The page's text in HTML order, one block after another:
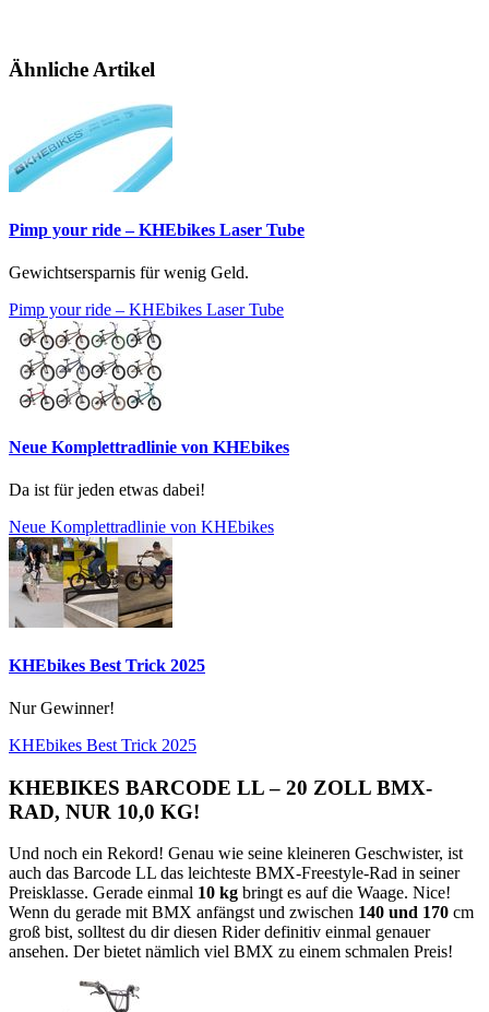
Ähnliche Artikel
Pimp your ride – KHEbikes Laser Tube
Gewichtsersparnis für wenig Geld.
Pimp your ride – KHEbikes Laser Tube
Neue Komplettradlinie von KHEbikes
Da ist für jeden etwas dabei!
Neue Komplettradlinie von KHEbikes
KHEbikes Best Trick 2025
Nur Gewinner!
KHEbikes Best Trick 2025
KHEBIKES BARCODE LL – 20 ZOLL BMX-
RAD, NUR 10,0 KG!
Und noch ein Rekord! Genau wie seine kleineren Geschwister, ist
auch das Barcode LL das leichteste BMX-Freestyle-Rad in seiner
Preisklasse. Gerade einmal 10 kg bringt es auf die Waage. Nice!
Wenn du gerade mit BMX anfängst und zwischen 140 und 170 cm
groß bist, solltest du dir diesen Rider definitiv einmal genauer
ansehen. Der bietet nämlich viel BMX zu einem schmalen Preis!